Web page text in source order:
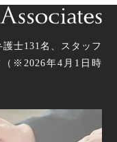
護士131名、スタッフ
※2026年4月1日時